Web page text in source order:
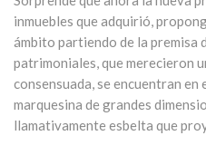
inmuebles que adquirió,
ámbito partiendo de la premisa
patrimoniales, que merecieron
consensuada, se encuentran
marquesina de grandes
llamativamente esbelta que